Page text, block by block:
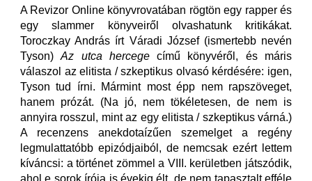
A Revizor Online könyvrovatában rögtön egy rapper és
egy slammer könyveiről olvashatunk kritikákat.
Toroczkay András írt Váradi József (ismertebb nevén
Tyson)Az utca hercegecímű könyvéről, és máris
válaszol az elitista / szkeptikus olvasó kérdésére: igen,
Tyson tud írni. Mármint most épp nem rapszöveget,
hanem prózát. (Na jó, nem tökéletesen, de nem is
annyira rosszul, mint az egy elitista / szkeptikus várná.)
A recenzens anekdotaízűen szemelget a regény
legmulattatóbb epizódjaiból, de nemcsak ezért lettem
kíváncsi: a történet zömmel a VIII. kerületben játszódik,
ahol e sorok írója is évekig élt, de nem tapasztalt efféle